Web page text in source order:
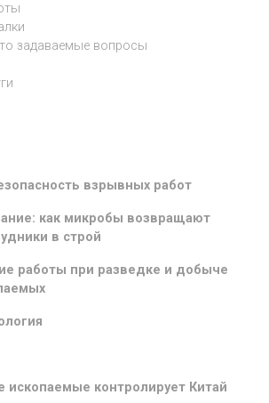
задаваемые вопросы
взрывных работ
как микробы возвращают
в строй
работы при разведке и добыче
ископаемые контролирует Китай